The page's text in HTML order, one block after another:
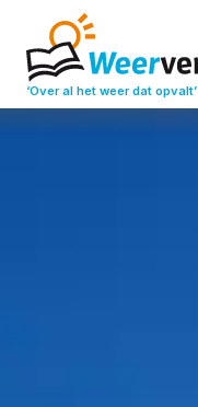
‘Over al het weer dat opvalt’